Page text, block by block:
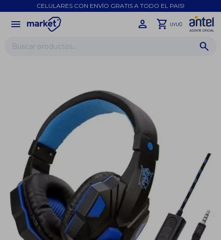
CELULARES CON ENVÍO GRATIS A TODO EL PAIS!
menu UYU0
close